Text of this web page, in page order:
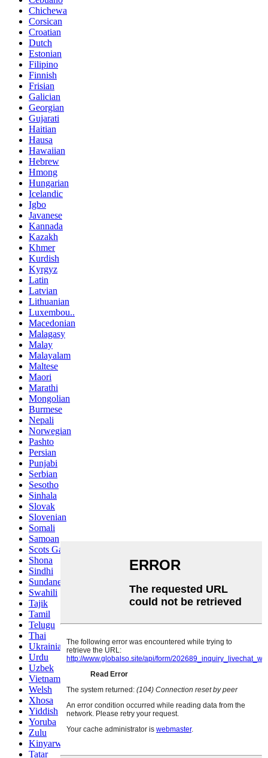
Chichewa
Corsican
Croatian
Dutch
Estonian
Filipino
Finnish
Frisian
Galician
Georgian
Gujarati
Haitian
Hausa
Hawaiian
Hebrew
Hmong
Hungarian
Icelandic
Igbo
Javanese
Kannada
Kazakh
Khmer
Kurdish
Kyrgyz
Latin
Latvian
Lithuanian
Luxembou..
Macedonian
Malagasy
Malay
Malayalam
Maltese
Maori
Marathi
Mongolian
Burmese
Nepali
Norwegian
Pashto
Persian
Punjabi
Serbian
Sesotho
Sinhala
Slovak
Slovenian
Somali
Samoan
Scots Gaelic
Shona
Sindhi
Sundanese
Swahili
Tajik
Tamil
Telugu
Thai
Ukrainian
Urdu
Uzbek
Vietnamese
Welsh
Xhosa
Yiddish
Yoruba
Zulu
Kinyarwanda
Tatar